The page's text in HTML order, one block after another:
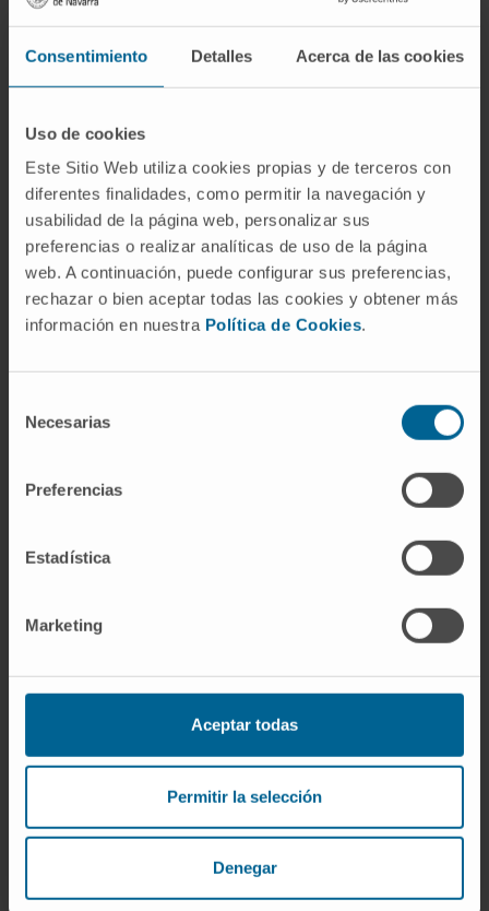
Consentimiento Detalles Acerca de las cookies
Uso de cookies
Este Sitio Web utiliza cookies propias y de terceros con
diferentes finalidades, como permitir la navegación y
usabilidad de la página web, personalizar sus
preferencias o realizar analíticas de uso de la página
web. A continuación, puede configurar sus preferencias,
rechazar o bien aceptar todas las cookies y obtener más
información en nuestra Política de Cookies.
Necesarias
Preferencias
Estadística
Marketing
Aceptar todas
Permitir la selección
Denegar
cell line, derived from brain microvascular
NOX5-β adenovirus. After an initial proteomic
detected in silico were studied: cell
proliferation and apoptosis, general and
mitochondrial metabolism, and migration
capacity. NOX5 infection of hCMEC/D3
generates a functional protein and an increase
in ROS production.This model produced
changes in the whole cell proteome.
validations demonstrated that NOX5
promotes apoptosis, metabolic alterations
and cell migration in hCMEC/D3 cells. NOX5
overexpression in endothelial cells leads to
endothelial dysfunction, the onset of
stroke.
diseases; cell migration; cell proliferation;
endothelial cells; endothelial dysfunction;
mitochondrial dysfunction.
CITA DEL ARTÍCULO Antioxidants (Basel) .
2022 Oct 29;11(11):2147. doi:
10.3390/antiox11112147.